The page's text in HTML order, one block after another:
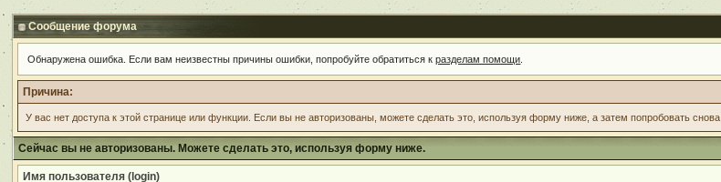
Сообщение форума
Обнаружена ошибка. Если вам неизвестны причины ошибки, попробуйте обратиться кразделам помощи
Причина:
У вас нет доступа к этой странице или функции. Если вы не авторизованы, можете сделать это, используя форму ниже, а затем попробовать снова.
Сейчас вы не авторизованы. Можете сделать это, используя форму ниже.
Имя пользователя (login)